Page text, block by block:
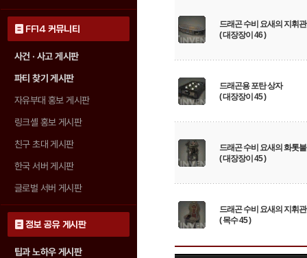
FF14 커뮤니티
사건 · 사고 게시판
파티 찾기 게시판
자유부대 홍보 게시판
링크셸 홍보 게시판
친구 초대 게시판
한국 서버 게시판
글로벌 서버 게시판
정보 공유 게시판
팁과 노하우 게시판
드래곤 수비 요새의 지휘
( 대장장이 46 )
드래곤용 포탄 상자
( 대장장이 45 )
드래곤 수비 요새의 화톳불
( 대장장이 45 )
드래곤 수비 요새의 지휘
( 목수 45 )